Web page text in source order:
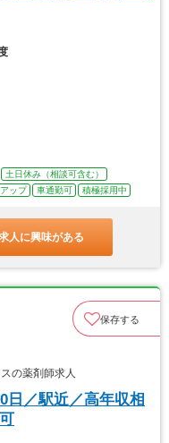
土日休み（相談可含む）
ップ 車通勤可 積極採用中
人に興味がある
保存する
の薬剤師求人
日／駅近／高年収相